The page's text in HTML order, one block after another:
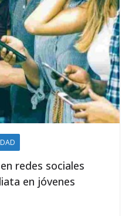
redes sociales
en jóvenes